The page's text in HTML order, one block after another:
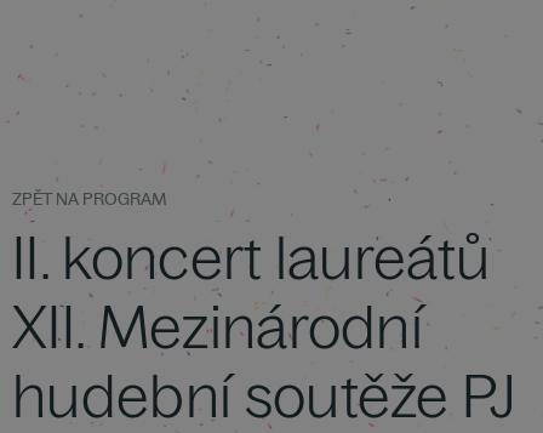
ZPĚT NA PROGRAM
II. koncert laureátů
XII. Mezinárodní
hudební soutěže PJ